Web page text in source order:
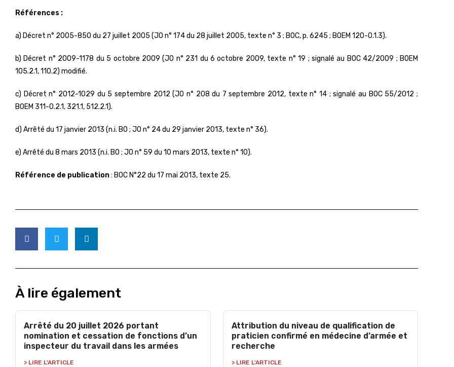
Références :
a) Décret n° 2005-850 du 27 juillet 2005 (JO n° 174 du 28 juillet 2005, texte n° 3 ; BOC, p. 6245 ; BOEM 120-0.1.3).
b) Décret n° 2009-1178 du 5 octobre 2009 (JO n° 231 du 6 octobre 2009, texte n° 19 ; signalé au BOC 42/2009 ; BOEM
105.2.1, 110.2) modifié.
c) Décret n° 2012-1029 du 5 septembre 2012 (JO n° 208 du 7 septembre 2012, texte n° 14 ; signalé au BOC 55/2012 ;
BOEM 311-0.2.1, 321.1, 512.2.1).
d) Arrêté du 17 janvier 2013 (n.i. BO ; JO n° 24 du 29 janvier 2013, texte n° 36).
e) Arrêté du 8 mars 2013 (n.i. BO ; JO n° 59 du 10 mars 2013, texte n° 10).
Référence de publication: BOC N°22 du 17 mai 2013, texte 25.
À lire également
Arrêté du 20 juillet 2026 portant
nomination et cessation de fonctions d’un
inspecteur du travail dans les armées
> LIRE L'ARTICLE
Attribution du niveau de qualification de
praticien confirmé en médecine d’armée et
recherche
> LIRE L'ARTICLE